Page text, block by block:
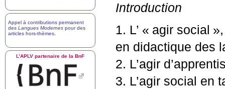
Introduction
1. L’ « agir social
en didactique des
2. L’agir
3. L’agir social en
Appel à contributions permanent
des Langues Modernes pour des
articles hors-thèmes
L’APLV partenaire de la BnF